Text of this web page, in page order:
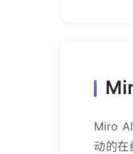
Miro
动的在